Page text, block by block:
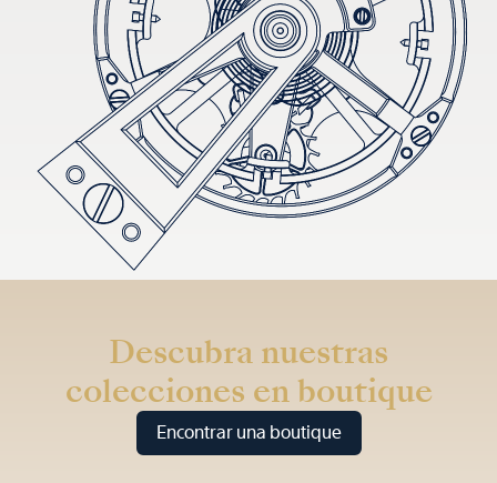
Descubra nuestras
colecciones en boutique
Encontrar una boutique